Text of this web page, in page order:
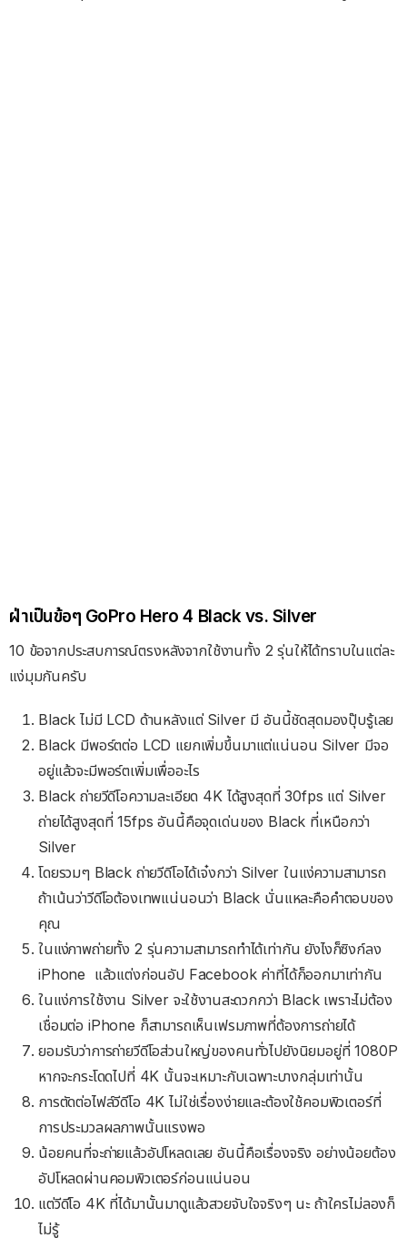
ฝ่าเป็นข้อๆ GoPro Hero 4 Black vs. Silver
10 ข้อจากประสบการณ์ตรงหลังจากใช้งานทั้ง 2 รุ่นให้ได้ทราบในแต่ละ
แง่มุมกันครับ
Black ไม่มี LCD ด้านหลังแต่ Silver มี อันนี้ชัดสุดมองปุ๊บรู้เลย
Black มีพอร์ตต่อ LCD แยกเพิ่มขึ้นมาแต่แน่นอน Silver มีจอ
อยู่แล้วจะมีพอร์ตเพิ่มเพื่ออะไร
Black ถ่ายวีดีโอความละเอียด 4K ได้สูงสุดที่ 30fps แต่ Silver
ถ่ายได้สูงสุดที่ 15fps อันนี้คือจุดเด่นของ Black ที่เหนือกว่า
Silver
โดยรวมๆ Black ถ่ายวีดีโอได้เจ๋งกว่า Silver ในแง่ความสามารถ
ถ้าเน้นว่าวีดีโอต้องเทพแน่นอนว่า Black นั่นแหละคือคำตอบของ
คุณ
ในแง่ภาพถ่ายทั้ง 2 รุ่นความสามารถทำได้เท่ากัน ยังไงก็ซิงก์ลง
iPhone แล้วแต่งก่อนอัป Facebook ค่าที่ได้ก็ออกมาเท่ากัน
ในแง่การใช้งาน Silver จะใช้งานสะดวกกว่า Black เพราะไม่ต้อง
เชื่อมต่อ iPhone ก็สามารถเห็นเฟรมภาพที่ต้องการถ่ายได้
ยอมรับว่าการถ่ายวีดีโอส่วนใหญ่ของคนทั่วไปยังนิยมอยู่ที่ 1080P
หากจะกระโดดไปที่ 4K นั้นจะเหมาะกับเฉพาะบางกลุ่มเท่านั้น
การตัดต่อไฟล์วีดีโอ 4K ไม่ใช่เรื่องง่ายและต้องใช้คอมพิวเตอร์ที่
การประมวลผลภาพนั้นแรงพอ
น้อยคนที่จะถ่ายแล้วอัปโหลดเลย อันนี้คือเรื่องจริง อย่างน้อยต้อง
อัปโหลดผ่านคอมพิวเตอร์ก่อนแน่นอน
แต่วีดีโอ 4K ที่ได้มานั้นมาดูแล้วสวยจับใจจริงๆ นะ ถ้าใครไม่ลองก็
ไม่รู้